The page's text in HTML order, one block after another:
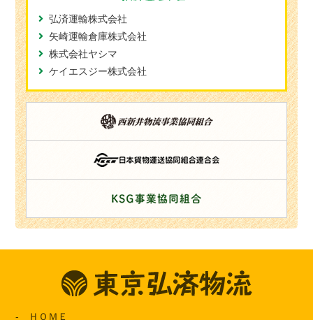
弘済運輸株式会社
矢崎運輸倉庫株式会社
株式会社ヤシマ
ケイエスジー株式会社
ＨＯＭＥ